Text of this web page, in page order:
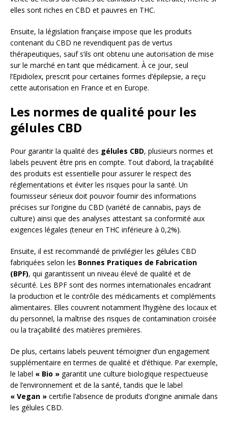
elles sont riches en CBD et pauvres en THC.
Ensuite, la législation française impose que les produits
contenant du CBD ne revendiquent pas de vertus
thérapeutiques, sauf s’ils ont obtenu une autorisation de mise
sur le marché en tant que médicament. À ce jour, seul
l’Epidiolex, prescrit pour certaines formes d’épilepsie, a reçu
cette autorisation en France et en Europe.
Les normes de qualité pour les
gélules CBD
Pour garantir la qualité des gélules CBD, plusieurs normes et
labels peuvent être pris en compte. Tout d’abord, la traçabilité
des produits est essentielle pour assurer le respect des
réglementations et éviter les risques pour la santé. Un
fournisseur sérieux doit pouvoir fournir des informations
précises sur l’origine du CBD (variété de cannabis, pays de
culture) ainsi que des analyses attestant sa conformité aux
exigences légales (teneur en THC inférieure à 0,2%).
Ensuite, il est recommandé de privilégier les gélules CBD
fabriquées selon les Bonnes Pratiques de Fabrication
(BPF), qui garantissent un niveau élevé de qualité et de
sécurité. Les BPF sont des normes internationales encadrant
la production et le contrôle des médicaments et compléments
alimentaires. Elles couvrent notamment l’hygiène des locaux et
du personnel, la maîtrise des risques de contamination croisée
ou la traçabilité des matières premières.
De plus, certains labels peuvent témoigner d’un engagement
supplémentaire en termes de qualité et d’éthique. Par exemple,
le label « Bio » garantit une culture biologique respectueuse
de l’environnement et de la santé, tandis que le label
« Vegan » certifie l’absence de produits d’origine animale dans
les gélules CBD.